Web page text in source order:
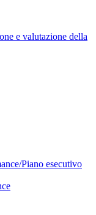
e valutazione della
Piano esecutivo